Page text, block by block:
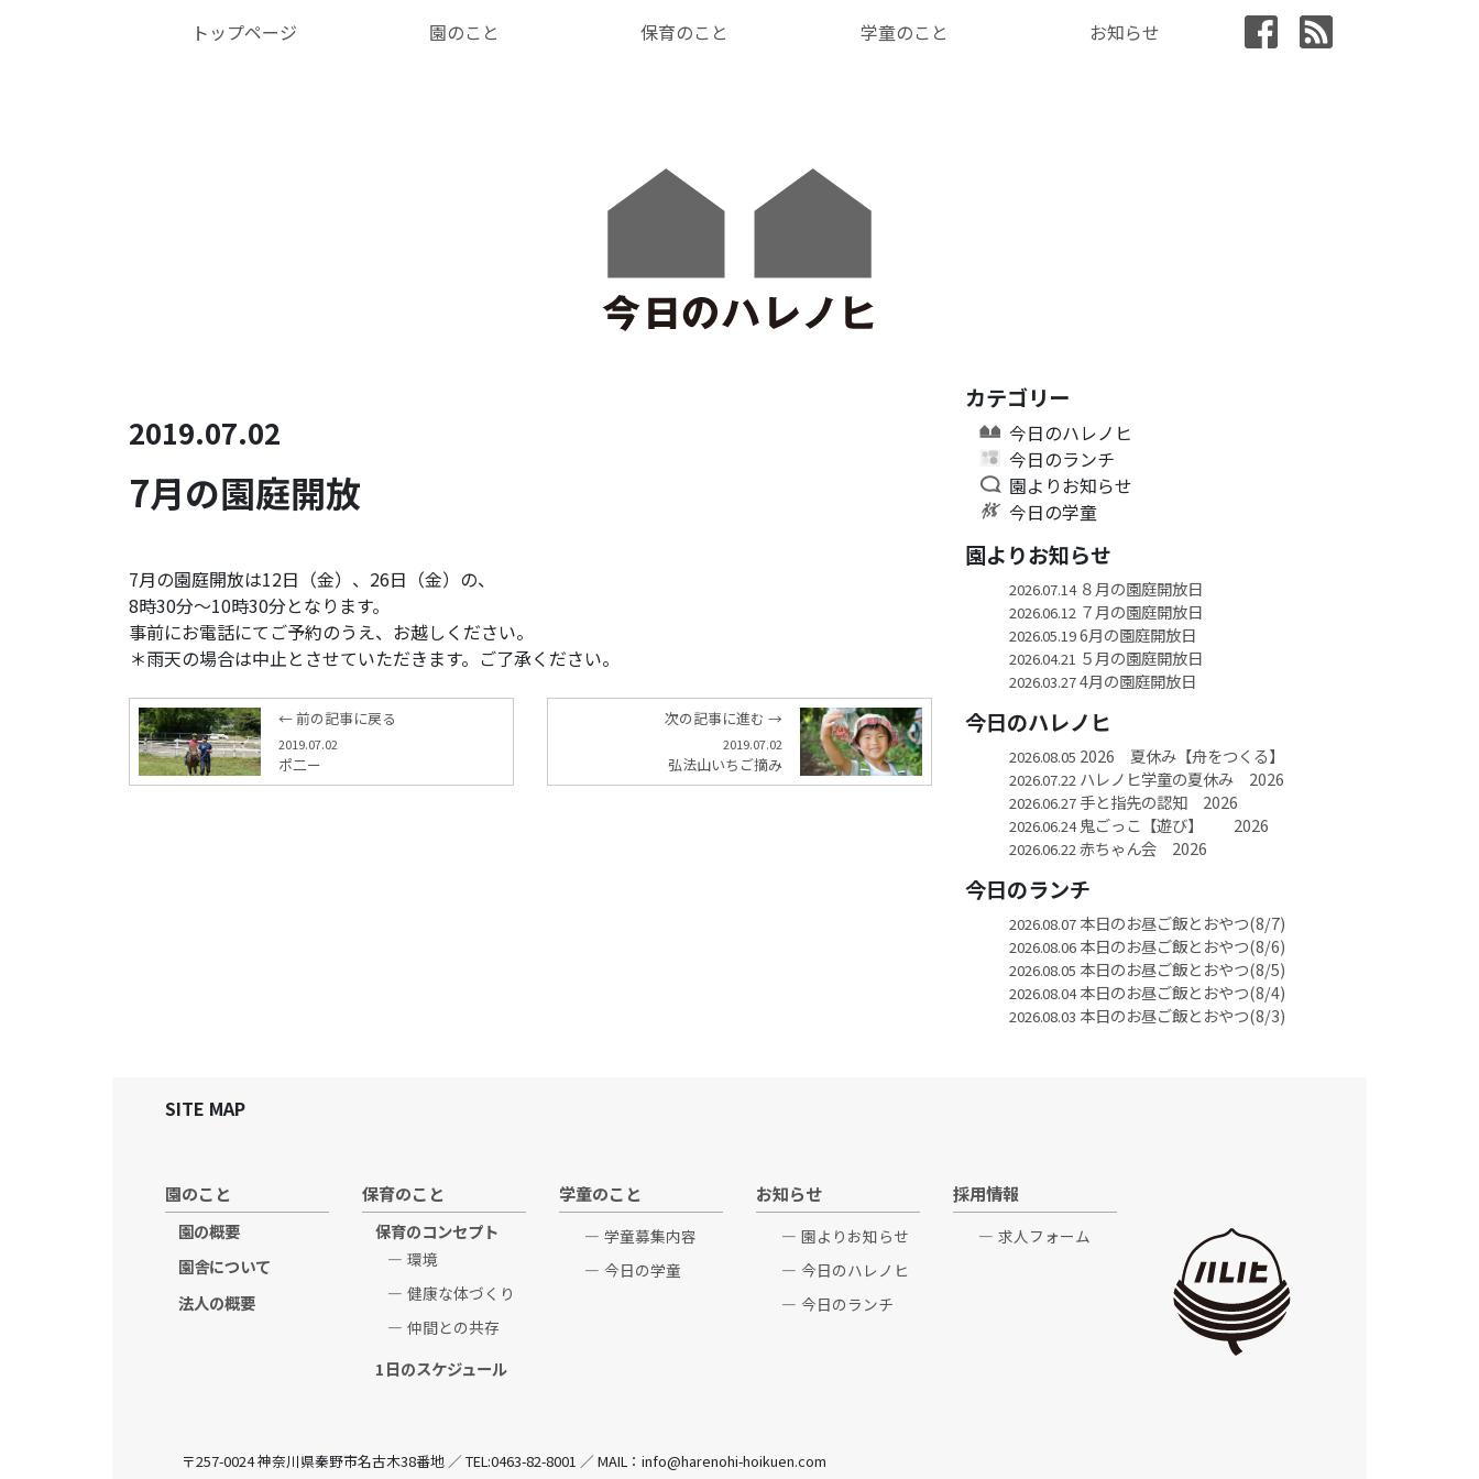
トップページ 園のこと 保育のこと 学童のこと お知らせ
2019.07.02
7月の園庭開放
7月の園庭開放は12日（金）、26日（金）の、
8時30分～10時30分となります。
事前にお電話にてご予約のうえ、お越しください。
＊雨天の場合は中止とさせていただきます。ご了承ください。
← 前の記事に戻る
2019.07.02
ポ二ー
次の記事に進む →
2019.07.02
弘法山いちご摘み
カテゴリー
今日のハレノヒ
今日のランチ
園よりお知らせ
今日の学童
園よりお知らせ
2026.07.14８月の園庭開放日
2026.06.12 ７月の園庭開放日
2026.05.196月の園庭開放日
2026.04.21 ５月の園庭開放日
2026.03.274月の園庭開放日
今日のハレノヒ
2026.08.05 2026 夏休み【舟をつくる】
2026.07.22 ハレノヒ学童の夏休み 2026
2026.06.27手と指先の認知 2026
2026.06.24鬼ごっこ【遊び】 2026
2026.06.22 赤ちゃん会 2026
今日のランチ
2026.08.07本日のお昼ご飯とおやつ(8/7)
2026.08.06本日のお昼ご飯とおやつ(8/6)
2026.08.05 本日のお昼ご飯とおやつ(8/5)
2026.08.04本日のお昼ご飯とおやつ(8/4)
2026.08.03 本日のお昼ご飯とおやつ(8/3)
SITE MAP
園のこと
園の概要
園舎について
法人の概要
保育のこと
保育のコンセプト
環境
健康な体づくり
仲間との共存
1日のスケジュール
学童のこと
学童募集内容
今日の学童
お知らせ
園よりお知らせ
今日のハレノヒ
今日のランチ
採用情報
求人フォーム
〒257-0024 神奈川県秦野市名古木38番地 ／ TEL:0463-82-8001 ／ MAIL：info@harenohi-hoikuen.com